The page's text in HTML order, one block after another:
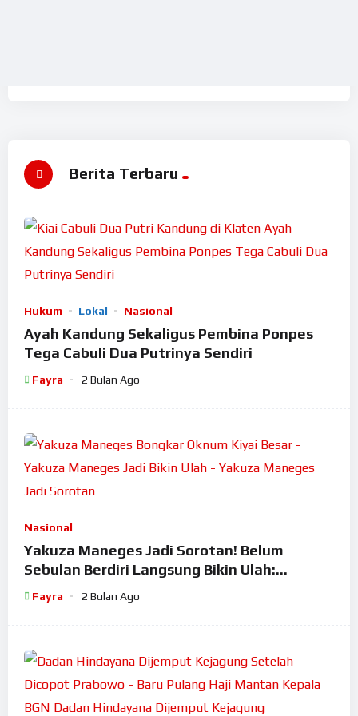
Berita Terbaru
Hukum Lokal Nasional
Ayah Kandung Sekaligus Pembina Ponpes
Tega Cabuli Dua Putrinya Sendiri
Fayra 2 Bulan Ago
Nasional
Yakuza Maneges Jadi Sorotan! Belum
Sebulan Berdiri Langsung Bikin Ulah:
Bongkar Oknum Kiyai Besar
Fayra 2 Bulan Ago